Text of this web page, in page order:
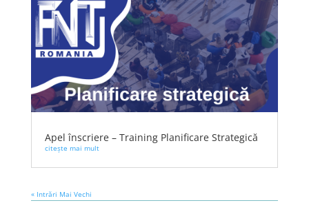
Apel înscriere – Training Planificare Strategică
citește mai mult
« Intrări Mai Vechi